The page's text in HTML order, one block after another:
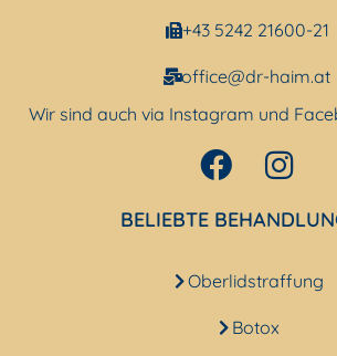
+43 5242 21600-21
office@dr-haim.at
Wir sind auch via Instagram und
BELIEBTE
Oberlidstraffung
Botox